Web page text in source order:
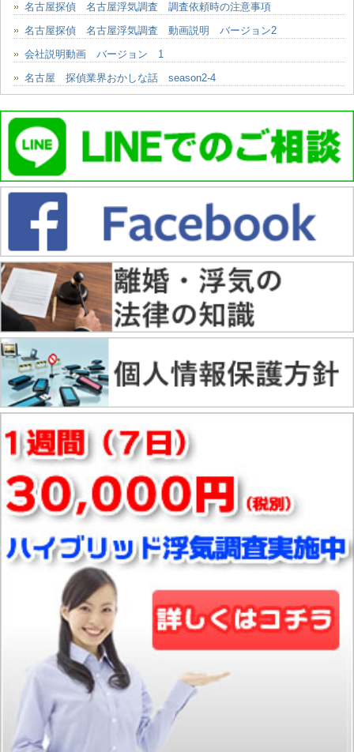
名古屋探偵 名古屋浮気調査 調査依頼時の注意事項
名古屋探偵 名古屋浮気調査 動画説明 バージョン2
会社説明動画 バージョン 1
名古屋 探偵業界おかしな話 season2-4